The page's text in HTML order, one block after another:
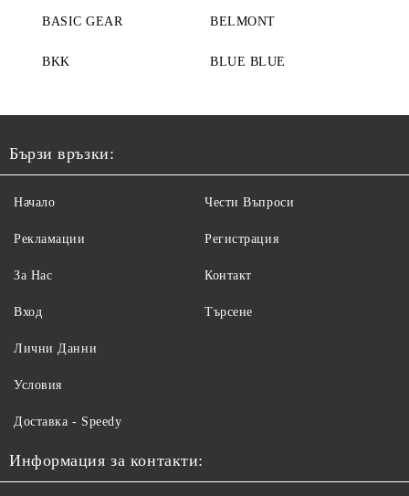
BASIC GEAR BELMONT
BKK BLUE BLUE
Бързи връзки:
Начало
Рекламации
За Нас
Вход
Чести Въпроси
Регистрация
Контакт
Търсене
Лични Данни
Условия
Доставка - Speedy
Информация за контакти: